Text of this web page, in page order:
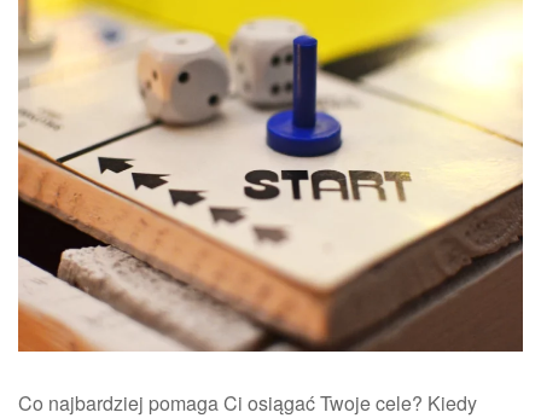
–
pierwsze
małe
zwycięstwa
Co najbardziej pomaga Ci osiągać Twoje cele? Kiedy